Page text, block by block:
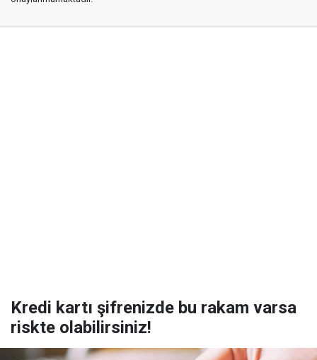
Kredi kartı şifrenizde bu rakam varsa
riskte olabilirsiniz!